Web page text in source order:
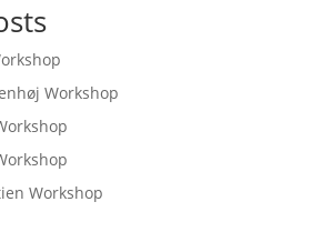
Workshop
Workshop